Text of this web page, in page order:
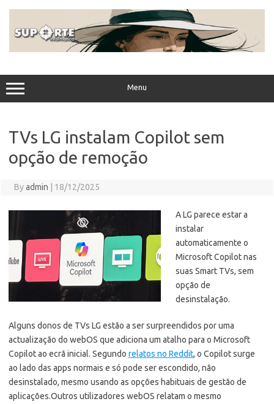
Menu
TVs LG instalam Copilot sem
opção de remoção
Byadmin 18/12/2025
A LG parece estar a
instalar
automaticamente o
Microsoft Copilot nas
suas Smart TVs, sem
opção de
desinstalação.
Alguns donos de TVs LG estão a ser surpreendidos por uma
actualização do webOS que adiciona um atalho para o Microsoft
Copilot ao ecrã inicial. Segundo relatos no Reddit, o Copilot surge
ao lado das apps normais e só pode ser escondido, não
desinstalado, mesmo usando as opções habituais de gestão de
aplicações.Outros utilizadores webOS relatam o mesmo